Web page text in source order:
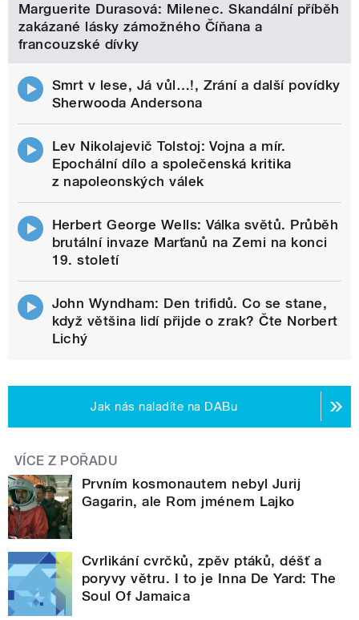
Marguerite Durasová: Milenec. Skandální příběh
zakázané lásky zámožného Číňana a
francouzské dívky
Smrt v lese, Já vůl…!, Zrání a další povídky
Sherwooda Andersona
Lev Nikolajevič Tolstoj: Vojna a mír.
Epochální dílo a společenská kritika
z napoleonských válek
Herbert George Wells: Válka světů. Průběh
brutální invaze Marťanů na Zemi na konci
19. století
John Wyndham: Den trifidů. Co se stane,
když většina lidí přijde o zrak? Čte Norbert
Lichý
Jak nás naladíte na DABu
VÍCE Z POŘADU
Prvním kosmonautem nebyl Jurij
Gagarin, ale Rom jménem Lajko
Cvrlikání cvrčků, zpěv ptáků, déšť a
poryvy větru. I to je Inna De Yard: The
Soul Of Jamaica